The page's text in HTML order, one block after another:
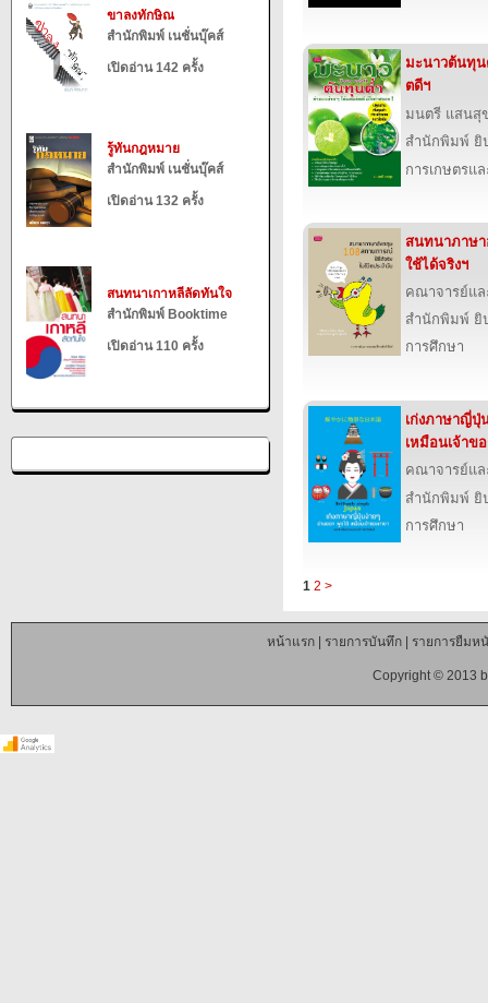
ขาลงทักษิณ
สำนักพิมพ์ เนชั่นบุ๊คส์
เปิดอ่าน 142 ครั้ง
รู้ทันกฎหมาย
สำนักพิมพ์ เนชั่นบุ๊คส์
เปิดอ่าน 132 ครั้ง
สนทนาเกาหลีลัดทันใจ
สำนักพิมพ์ Booktime
เปิดอ่าน 110 ครั้ง
มะนาวต้นทุน
ตดีฯ
มนตรี แสนสุ
สำนักพิมพ์ ยิ
การเกษตรแ
สนทนาภาษา
ใช้ได้จริงฯ
คณาจารย์แล
สำนักพิมพ์ ยิ
การศึกษา
เก่งภาษาญี่ปุ่
เหมือนเจ้าข
คณาจารย์แล
สำนักพิมพ์ ยิ
การศึกษา
1 2 >
หน้าแรก| รายการบันทึก| รายการยืมห
Copyright © 2013